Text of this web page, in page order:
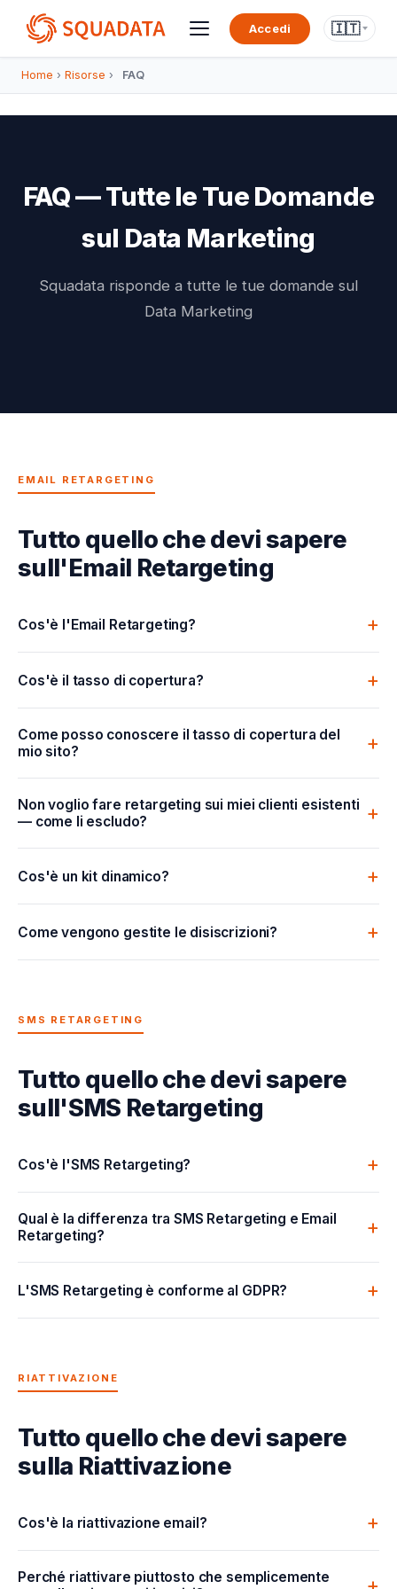
Accedi 🇮🇹
Home › Risorse › FAQ
FAQ — Tutte le Tue Domande
sul Data Marketing
Squadata risponde a tutte le tue domande sul
Data Marketing
EMAIL RETARGETING
Tutto quello che devi sapere
sull'Email Retargeting
Cos'è l'Email Retargeting?
Cos'è il tasso di copertura?
Come posso conoscere il tasso di copertura del
mio sito?
Non voglio fare retargeting sui miei clienti esistenti
— come li escludo?
Cos'è un kit dinamico?
Come vengono gestite le disiscrizioni?
SMS RETARGETING
Tutto quello che devi sapere
sull'SMS Retargeting
Cos'è l'SMS Retargeting?
Qual è la differenza tra SMS Retargeting e Email
Retargeting?
L'SMS Retargeting è conforme al GDPR?
RIATTIVAZIONE
Tutto quello che devi sapere
sulla Riattivazione
Cos'è la riattivazione email?
Perché riattivare piuttosto che semplicemente